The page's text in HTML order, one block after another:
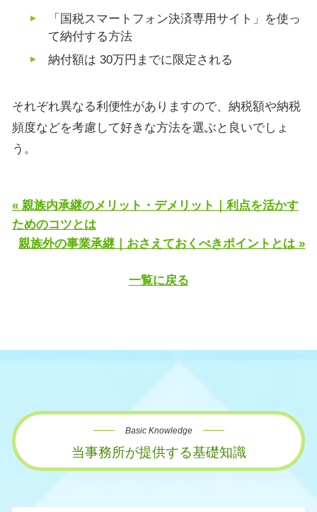
「国税スマートフォン決済専用サイト」を使っ
て納付する方法
納付額は 30万円までに限定される
それぞれ異なる利便性がありますので、納税額や納税
頻度などを考慮して好きな方法を選ぶと良いでしょ
う。
« 親族内承継のメリット・デメリット｜利点を活かす
ためのコツとは
親族外の事業承継｜おさえておくべきポイントとは »
一覧に戻る
Basic Knowledge
当事務所が提供する基礎知識